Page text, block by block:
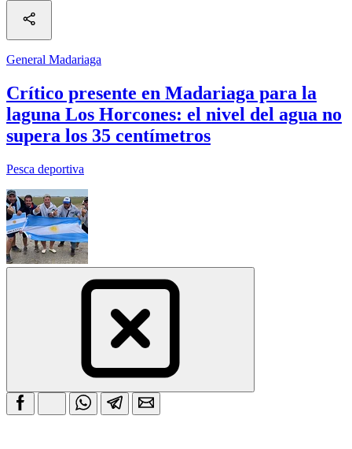
General Madariaga
Crítico presente en Madariaga para la
laguna Los Horcones: el nivel del agua no
supera los 35 centímetros
Pesca deportiva